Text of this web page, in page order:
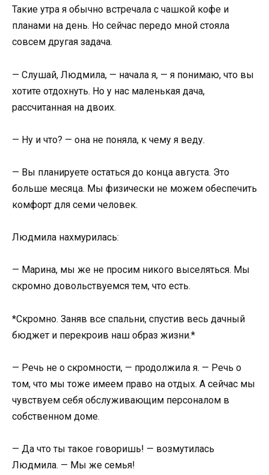
Такие утра я обычно встречала с чашкой кофе и
планами на день. Но сейчас передо мной стояла
совсем другая задача.
— Слушай, Людмила, — начала я, — я понимаю, что вы
хотите отдохнуть. Но у нас маленькая дача,
рассчитанная на двоих.
— Ну и что? — она не поняла, к чему я веду.
— Вы планируете остаться до конца августа. Это
больше месяца. Мы физически не можем обеспечить
комфорт для семи человек.
Людмила нахмурилась:
— Марина, мы же не просим никого выселяться. Мы
скромно довольствуемся тем, что есть.
*Скромно. Заняв все спальни, спустив весь дачный
бюджет и перекроив наш образ жизни.*
— Речь не о скромности, — продолжила я. — Речь о
том, что мы тоже имеем право на отдых. А сейчас мы
чувствуем себя обслуживающим персоналом в
собственном доме.
— Да что ты такое говоришь! — возмутилась
Людмила. — Мы же семья!